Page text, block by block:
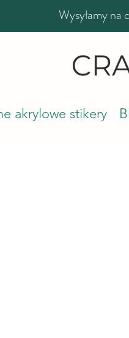
Wysyłamy na
akrylowe stikery